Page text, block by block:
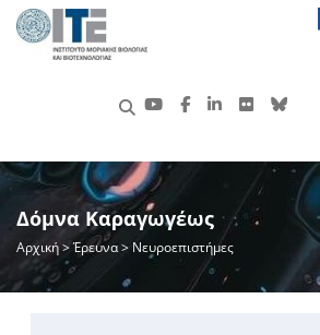
Δόμνα Καραγωγέως
Αρχική>Έρευνα> Νευροεπιστήμες